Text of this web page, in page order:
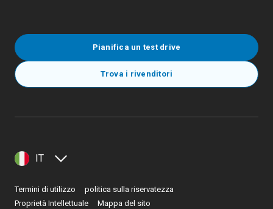
Pianifica un test drive
Trova i rivenditori
IT
Termini di utilizzo
politica sulla riservatezza
Proprietà Intellettuale
Mappa del sito